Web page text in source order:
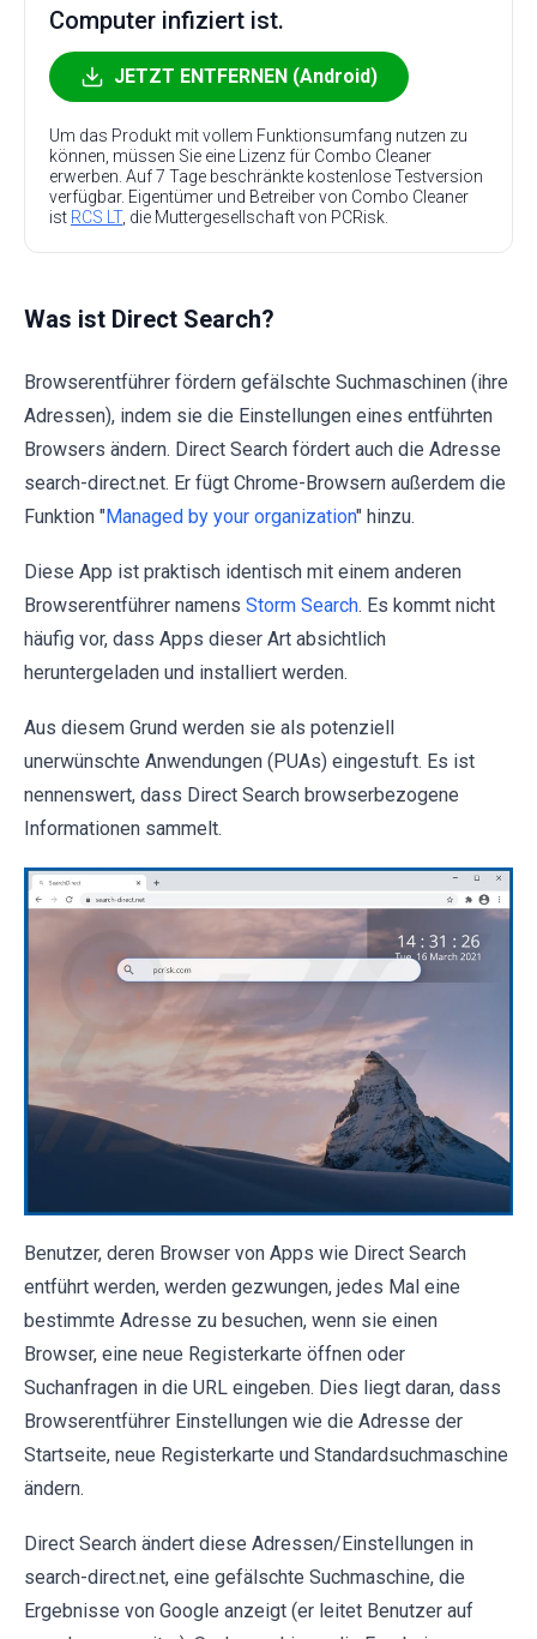
Computer infiziert ist.
JETZT ENTFERNEN (Android)
Um das Produkt mit vollem Funktionsumfang nutzen zu
können, müssen Sie eine Lizenz für Combo Cleaner
erwerben. Auf 7 Tage beschränkte kostenlose Testversion
verfügbar. Eigentümer und Betreiber von Combo Cleaner
ist RCS LT, die Muttergesellschaft von PCRisk.
Was ist Direct Search?
Browserentführer fördern gefälschte Suchmaschinen (ihre
Adressen), indem sie die Einstellungen eines entführten
Browsers ändern. Direct Search fördert auch die Adresse
search-direct.net. Er fügt Chrome-Browsern außerdem die
Funktion "Managed by your organization" hinzu.
Diese App ist praktisch identisch mit einem anderen
Browserentführer namens Storm Search. Es kommt nicht
häufig vor, dass Apps dieser Art absichtlich
heruntergeladen und installiert werden.
Aus diesem Grund werden sie als potenziell
unerwünschte Anwendungen (PUAs) eingestuft. Es ist
nennenswert, dass Direct Search browserbezogene
Informationen sammelt.
Benutzer, deren Browser von Apps wie Direct Search
entführt werden, werden gezwungen, jedes Mal eine
bestimmte Adresse zu besuchen, wenn sie einen
Browser, eine neue Registerkarte öffnen oder
Suchanfragen in die URL eingeben. Dies liegt daran, dass
Browserentführer Einstellungen wie die Adresse der
Startseite, neue Registerkarte und Standardsuchmaschine
ändern.
Direct Search ändert diese Adressen/Einstellungen in
search-direct.net, eine gefälschte Suchmaschine, die
Ergebnisse von Google anzeigt (er leitet Benutzer auf